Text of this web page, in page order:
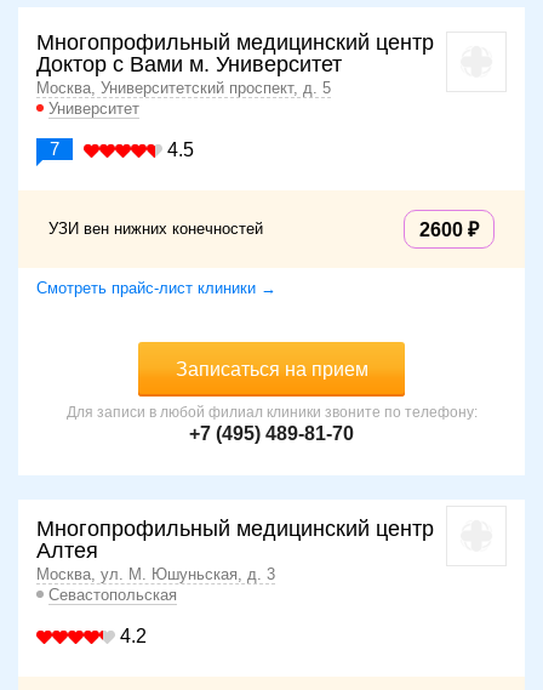
Многопрофильный медицинский центр
Доктор с Вами м. Университет
Москва, Университетский проспект, д. 5
Университет
7 4.5
УЗИ вен нижних конечностей 2600
Смотреть прайс-лист клиники →
Записаться на прием
Для записи в любой филиал клиники звоните по телефону:
+7 (495) 489-81-70
Многопрофильный медицинский центр
Алтея
Москва, ул. М. Юшуньская, д. 3
Севастопольская
4.2